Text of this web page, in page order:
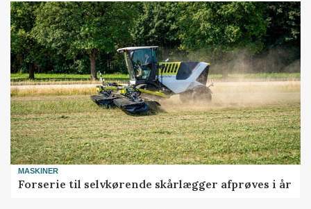
MASKINER
Forserie til selvkørende skårlægger afprøves i år